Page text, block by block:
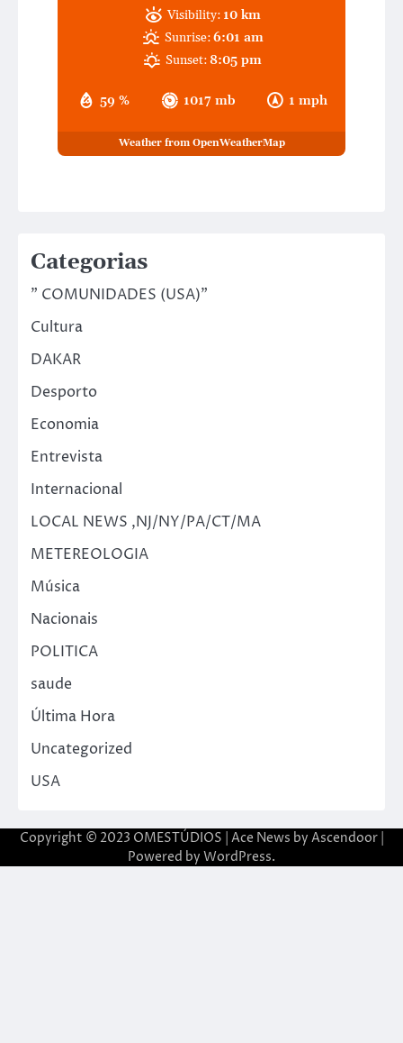
59 % 1017 mb 1 mph
Visibility: 10 km
Sunrise:6:01 am
Sunset:8:05 pm
Weather from OpenWeatherMap
Categorias
" COMUNIDADES (USA)"
Cultura
DAKAR
Desporto
Economia
Entrevista
Internacional
LOCAL NEWS ,NJ/NY/PA/CT/MA
METEREOLOGIA
Música
Nacionais
POLITICA
saude
Última Hora
Uncategorized
USA
Copyright © 2023 OMESTÚDIOS | Ace News by Ascendoor|
Powered by WordPress.